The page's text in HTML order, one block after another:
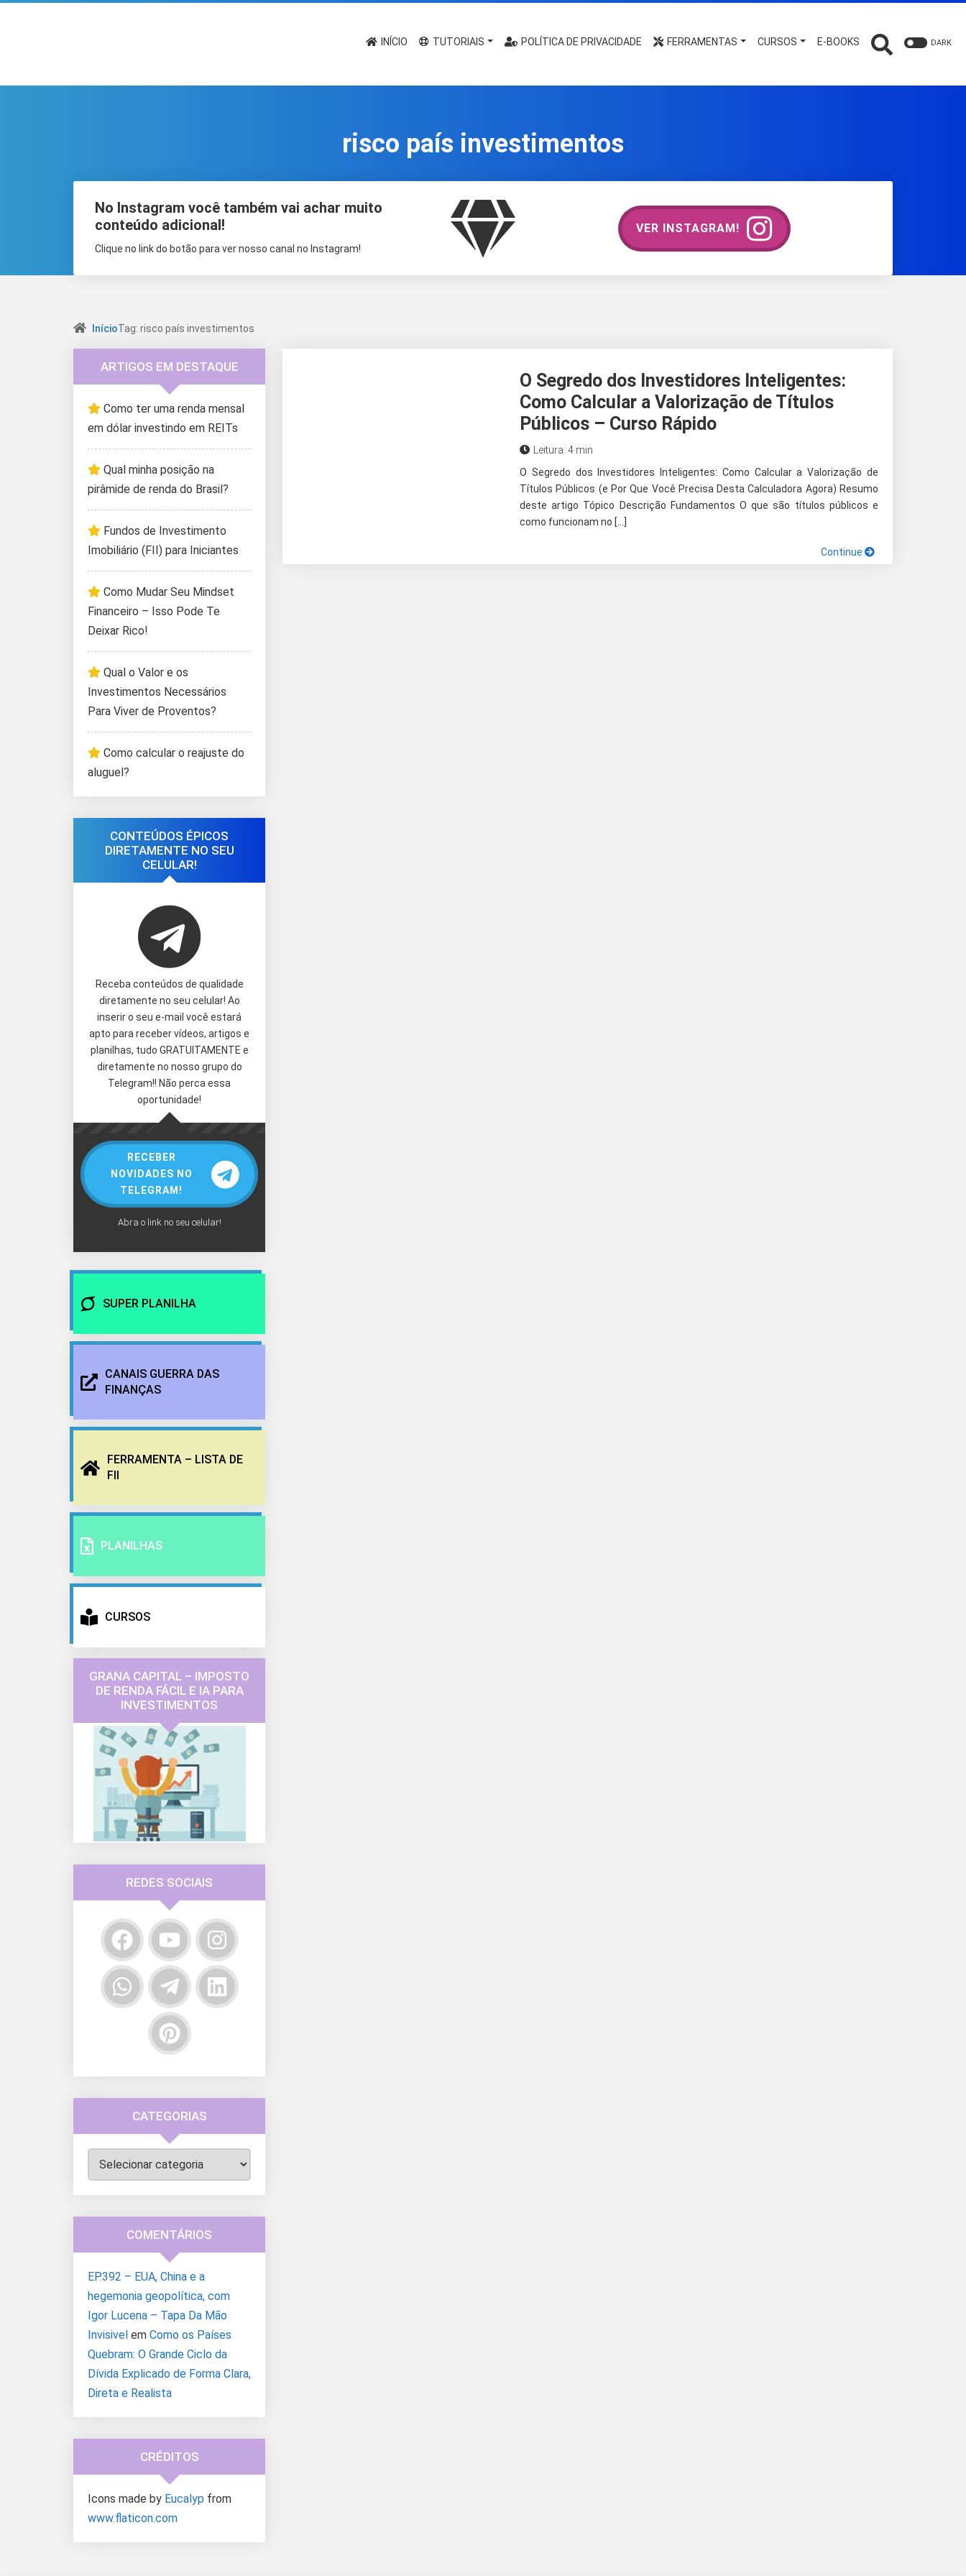
INÍCIO TUTORIAIS POLÍTICA DE PRIVACIDADE FERRAMENTAS CURSOS E-BOOKS DARK
risco país investimentos
No Instagram você também vai achar muito
conteúdo adicional!
Clique no link do botão para ver nosso canal no Instagram!
VER INSTAGRAM!
InícioTag: risco país investimentos
O Segredo dos Investidores Inteligentes:
Como Calcular a Valorização de Títulos
Públicos – Curso Rápido
Leitura: 4 min
O Segredo dos Investidores Inteligentes: Como Calcular a Valorização de
Títulos Públicos (e Por Que Você Precisa Desta Calculadora Agora) Resumo
deste artigo Tópico Descrição Fundamentos O que são títulos públicos e
como funcionam no […]
Continue
ARTIGOS EM DESTAQUE
Como ter uma renda mensal
em dólar investindo em REITs
Qual minha posição na
pirâmide de renda do Brasil?
Fundos de Investimento
Imobiliário (FII) para Iniciantes
Como Mudar Seu Mindset
Financeiro – Isso Pode Te
Deixar Rico!
Qual o Valor e os
Investimentos Necessários
Para Viver de Proventos?
Como calcular o reajuste do
aluguel?
CONTEÚDOS ÉPICOS
DIRETAMENTE NO SEU
CELULAR!
Receba conteúdos de qualidade
diretamente no seu celular! Ao
inserir o seu e-mail você estará
apto para receber vídeos, artigos e
planilhas, tudo GRATUITAMENTE e
diretamente no nosso grupo do
Telegram!! Não perca essa
oportunidade!
RECEBER
NOVIDADES NO
TELEGRAM!
Abra o link no seu celular!
SUPER PLANILHA
CANAIS GUERRA DAS
FINANÇAS
FERRAMENTA – LISTA DE
FII
PLANILHAS
CURSOS
GRANA CAPITAL – IMPOSTO
DE RENDA FÁCIL E IA PARA
INVESTIMENTOS
REDES SOCIAIS
CATEGORIAS
Categorias
COMENTÁRIOS
EP.392 – EUA, China e a
hegemonia geopolítica, com
Igor Lucena – Tapa Da Mão
Invisivel em Como os Países
Quebram: O Grande Ciclo da
Dívida Explicado de Forma Clara,
Direta e Realista
CRÉDITOS
Icons made by Eucalyp from
www.flaticon.com